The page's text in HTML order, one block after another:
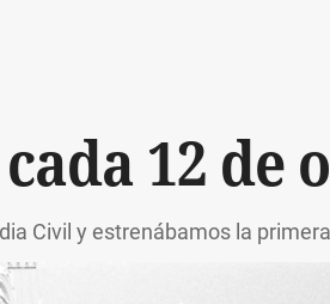
12 de
Civil y estrenábamos la